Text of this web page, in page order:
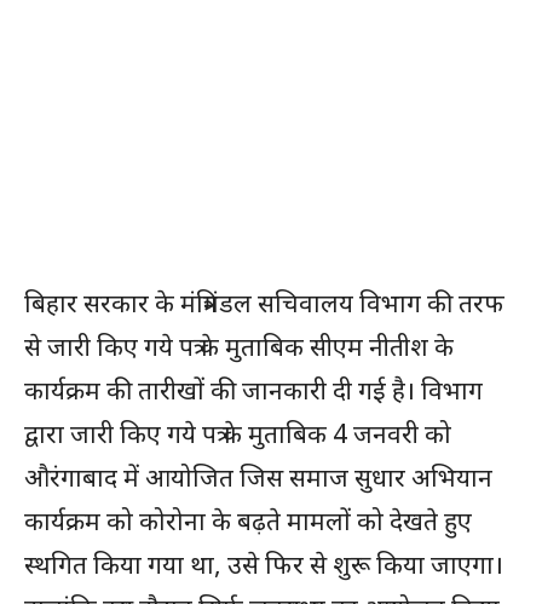
बिहार सरकार के मंत्रिमंडल सचिवालय विभाग की तरफ
से जारी किए गये पत्र के मुताबिक सीएम नीतीश के
कार्यक्रम की तारीखों की जानकारी दी गई है। विभाग
द्वारा जारी किए गये पत्र के मुताबिक 4 जनवरी को
औरंगाबाद में आयोजित जिस समाज सुधार अभियान
कार्यक्रम को कोरोना के बढ़ते मामलों को देखते हुए
स्थगित किया गया था, उसे फिर से शुरू किया जाएगा।